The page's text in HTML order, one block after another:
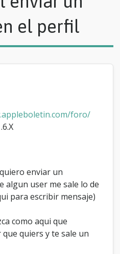
o
u
e
l
o
l
e
n
v
r
u
el perfil
foro/
enviar un
algun user me sale lo de
para escribir mensaje)
como aqui que
quiers y te sale un